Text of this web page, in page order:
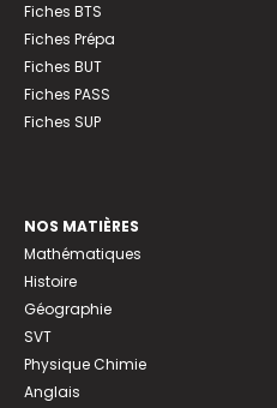
Fiches BTS
Fiches Prépa
Fiches BUT
Fiches PASS
Fiches SUP
NOS MATIÈRES
Mathématiques
Histoire
Géographie
SVT
Physique Chimie
Anglais